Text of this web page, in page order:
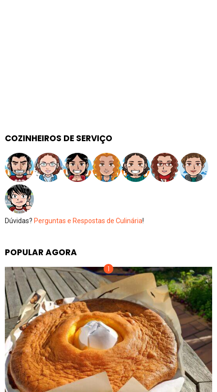
COZINHEIROS DE SERVIÇO
Dúvidas? Perguntas e Respostas de Culinária!
POPULAR AGORA